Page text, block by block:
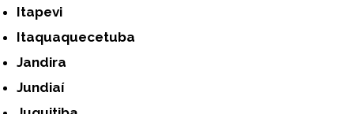
Itapevi
Itaquaquecetuba
Jandira
Jundiaí